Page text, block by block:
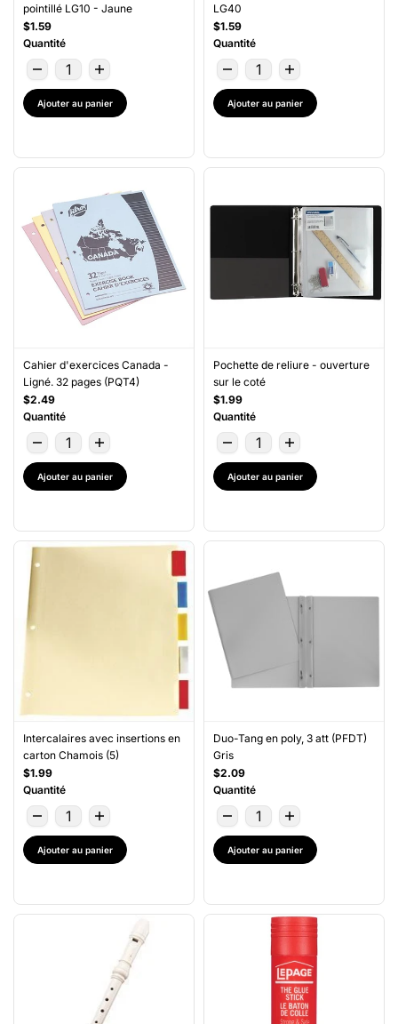
pointillé LG10 - Jaune
$1.59
Quantité
Ajouter au panier
LG40
$1.59
Quantité
Ajouter au panier
Cahier d'exercices Canada -
Ligné. 32 pages (PQT4)
$2.49
Quantité
Ajouter au panier
Pochette de reliure - ouverture
sur le coté
$1.99
Quantité
Ajouter au panier
Intercalaires avec insertions en
carton Chamois (5)
$1.99
Quantité
Ajouter au panier
Duo-Tang en poly, 3 att (PFDT)
Gris
$2.09
Quantité
Ajouter au panier